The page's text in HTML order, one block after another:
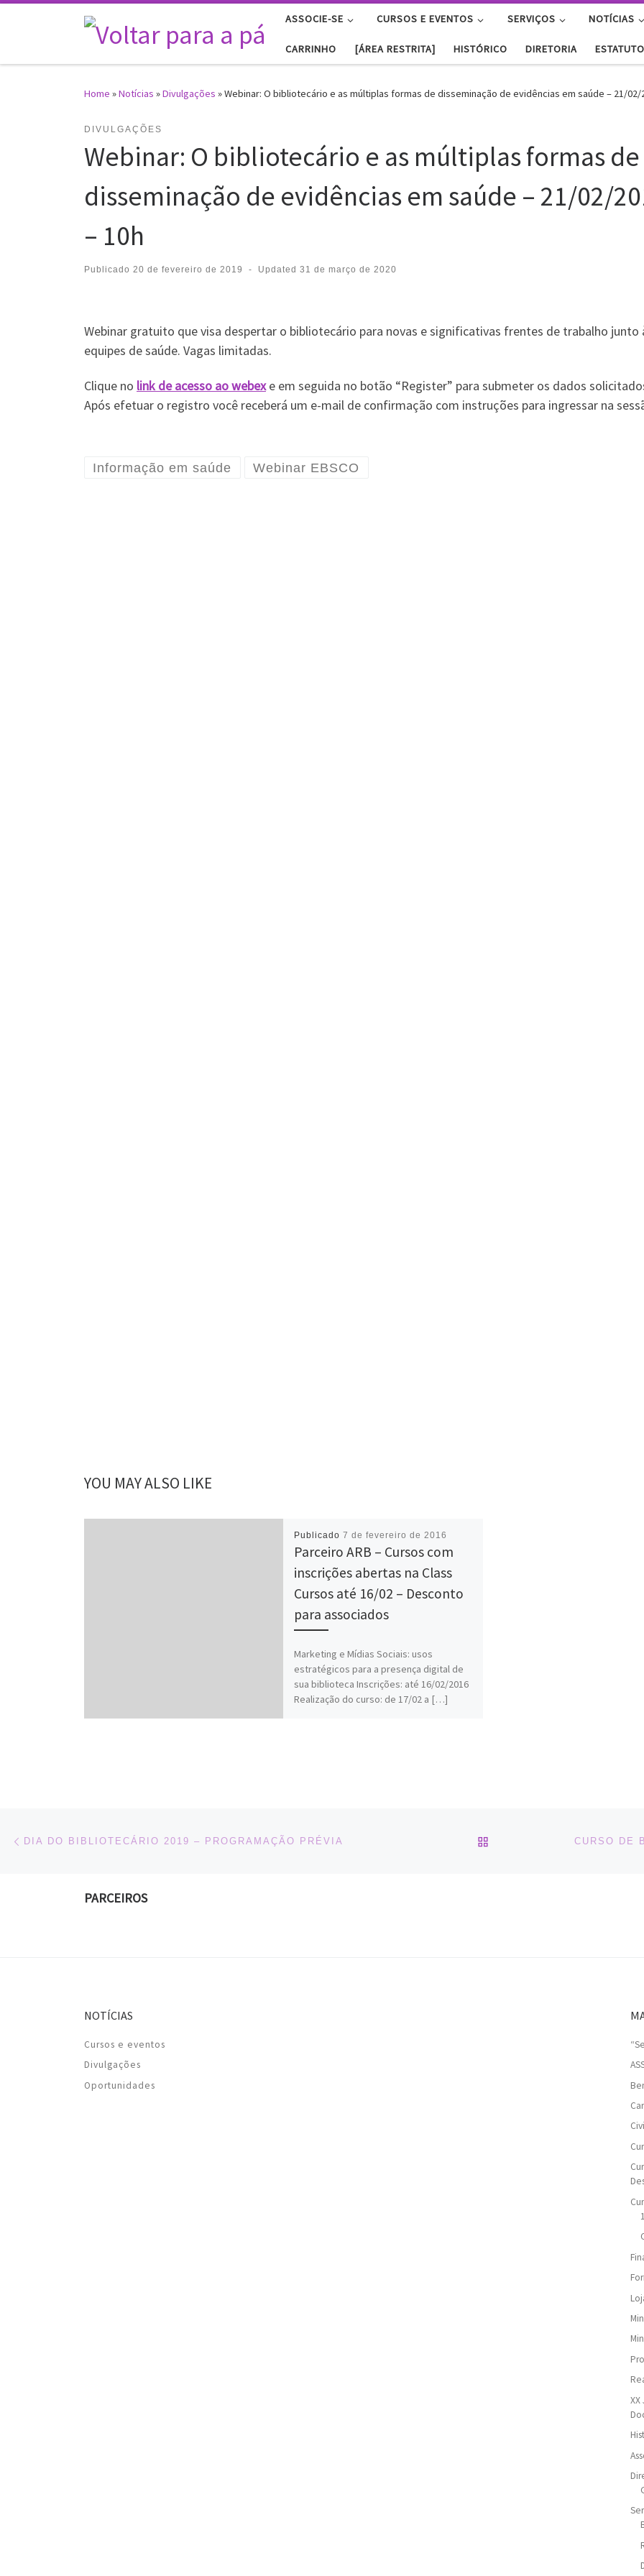
Skip to content ASSOCIE-SE CURSOS E EVENTOS SERVIÇOS NOTÍCIAS
CARRINHO [ÁREA RESTRITA] HISTÓRICO DIRETORIA ESTATUTO
Home »Notícias »Divulgações »Webinar: O bibliotecário e as múltiplas formas de disseminação de evidências em saúde – 21/02/
DIVULGAÇÕES
Webinar: O bibliotecário e as múltiplas formas de
disseminação de evidências em saúde – 21/02/
– 10h
Publicado 20 de fevereiro de 2019 - Updated 31 de março de 2020
Webinar gratuito que visa despertar o bibliotecário para novas e significativas frentes de trabalho junto
equipes de saúde. Vagas limitadas.
Clique no link de acesso ao webexe em seguida no botão “Register” para submeter os dados
Após efetuar o registro você receberá um e-mail de confirmação com instruções para ingressar na
Informação em saúde Webinar EBSCO
YOU MAY ALSO LIKE
Publicado 7 de fevereiro de 2016
Parceiro ARB – Cursos com
inscrições abertas na Class
Cursos até 16/02 – Desconto
para associados
Marketing e Mídias Sociais: usos
estratégicos para a presença digital de
sua biblioteca Inscrições: até 16/02/2016
Realização do curso: de 17/02 a […]
Navegação do post
DIA DO BIBLIOTECÁRIO 2019 – PROGRAMAÇÃO PRÉVIA BACK TO POST LIST
PARCEIROS
NOTÍCIAS
Cursos e eventos
Divulgações
Oportunidades